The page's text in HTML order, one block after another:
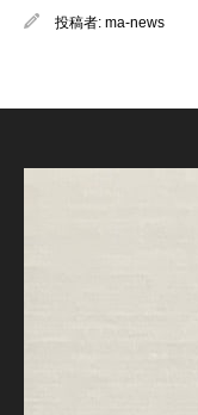
投稿者: ma-news